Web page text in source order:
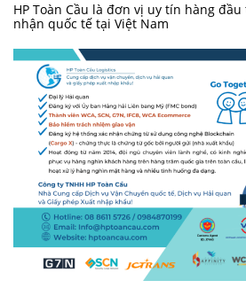
HP Toàn Cầu là đơn vị uy tín hàng
nhận quốc tế tại Việt Nam